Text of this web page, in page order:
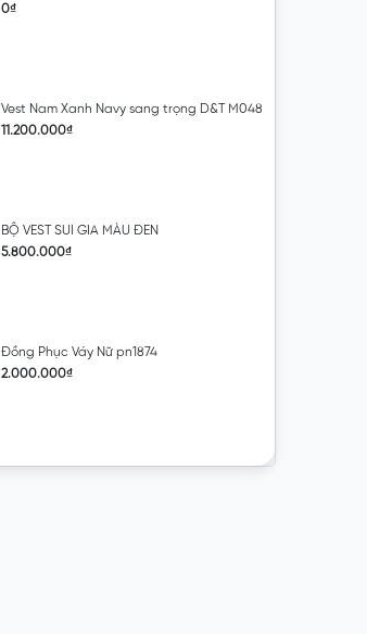
0₫
Vest Nam Xanh Navy sang trọng D&T M048
11.200.000₫
BỘ VEST SUI GIA MÀU ĐEN
5.800.000₫
Đồng Phục Váy Nữ pn1874
2.000.000₫